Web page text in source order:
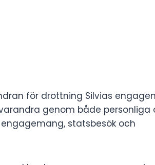
för drottning Silvias
genom både personliga
statsbesök och